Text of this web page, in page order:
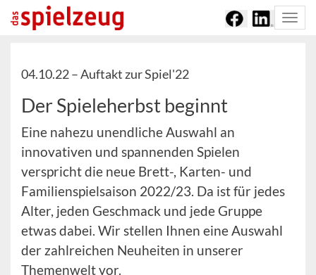
04.10.22 –Auftakt zur Spiel'22
Der Spieleherbst beginnt
Eine nahezu unendliche Auswahl an
innovativen und spannenden Spielen
verspricht die neue Brett-, Karten- und
Familienspielsaison 2022/23. Da ist für jedes
Alter, jeden Geschmack und jede Gruppe
etwas dabei. Wir stellen Ihnen eine Auswahl
der zahlreichen Neuheiten in unserer
Themenwelt vor.